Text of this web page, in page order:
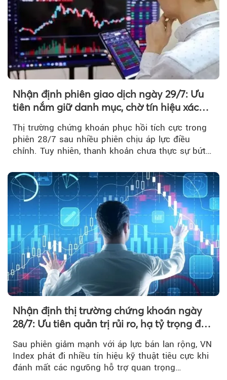
Nhận định phiên giao dịch ngày 29/7: Ưu
tiên nắm giữ danh mục, chờ tín hiệu xác
Thị trường chứng khoán phục hồi tích cực trong
phiên 28/7 sau nhiều phiên chịu áp lực điều
chỉnh. Tuy nhiên, thanh khoản chưa thực sự bứt
Nhận định thị trường chứng khoán ngày
28/7: Ưu tiên quản trị rủi ro, hạ tỷ trọng đòn
Sau phiên giảm mạnh với áp lực bán lan rộng, VN
Index phát đi nhiều tín hiệu kỹ thuật tiêu cực khi
đánh mất các ngưỡng hỗ trợ quan trọng…